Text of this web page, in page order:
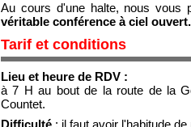
Au cours d'une halte, nous vous
véritable conférence à ciel ouvert.
Tarif et conditions
Lieu et heure de RDV :
à 7 H au bout de la route de la
Countet.